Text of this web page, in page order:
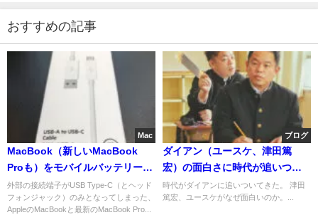
おすすめの記事
Mac
MacBook（新しいMacBook
Proも）をモバイルバッテリーか
ら充電するには注意してケーブ
ルを購入！
外部の接続端子がUSB Type-C（とヘッド
フォンジャック）のみとなってしまった、
AppleのMacBookと最新のMacBook Pro...
ブログ
ダイアン（ユースケ、津田篤
宏）の面白さに時代が追いつい
てきた
時代がダイアンに追いついてきた。 津田
篤宏、ユースケがなぜ面白いのか。...